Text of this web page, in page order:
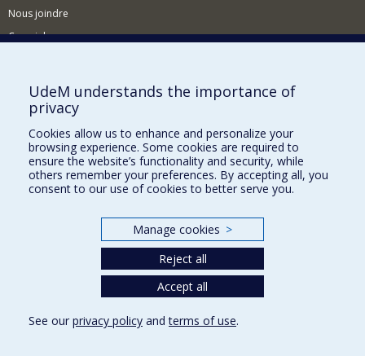
Nous joindre
Courriel
Nouvelles
Activités
Comment soutenir le Département?
BESOIN D'AIDE?
Plan du site
FACULTÉ DES ARTS ET DES SCIENCES
Nos départements et écoles
Nos centres d'études
UdeM understands the importance of
privacy
Cookies allow us to enhance and personalize your
browsing experience. Some cookies are required to
ensure the website’s functionality and security, while
others remember your preferences. By accepting all, you
consent to our use of cookies to better serve you.
Manage cookies >
Reject all
Accept all
See our privacy policy andterms of use.